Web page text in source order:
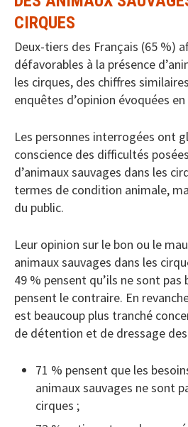
CIRQUES
Deux-tiers des Français (65 %)
défavorables à la présence
les cirques, des chiffres
enquêtes d’opinion évoquées
Les personnes interrogées ont
conscience des difficultés
d’animaux sauvages dans les
termes de condition animale,
du public.
Leur opinion sur le bon ou le
animaux sauvages dans les
49 % pensent qu’ils ne sont
pensent le contraire. En
est beaucoup plus tranché
de détention et de dressage
71 % pensent que les
animaux sauvages ne sont
cirques ;